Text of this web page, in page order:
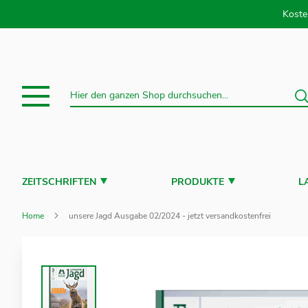
Suche
ZEITSCHRIFTEN PRODUKTE
Home unsere Jagd Ausgabe 02/2024 - jetzt versandkostenfrei
Ende
der
Bildergalerie